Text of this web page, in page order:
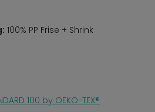
100% PP Frise + Shrink
100 by OEKO-TEX®